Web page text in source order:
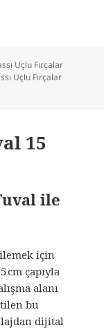
Uçlu Fırçalar
Uçlu Fırçalar
12 için
15
ile
için
cm çapıyla
alanı
bu
dijital